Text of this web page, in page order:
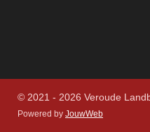
© 2021 - 2026 Veroude
Powered by JouwWeb